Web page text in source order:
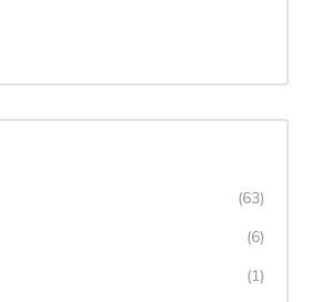
(63)
(6)
(1)